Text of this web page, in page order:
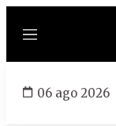
Menú
06 ago 2026